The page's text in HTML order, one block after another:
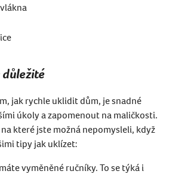
jak rychle uklidit dům, je snadné
úkoly a zapomenout na maličkosti.
na které jste možná nepomysleli, když
tipy jak uklízet:
vyměněné ručníky. To se týká i